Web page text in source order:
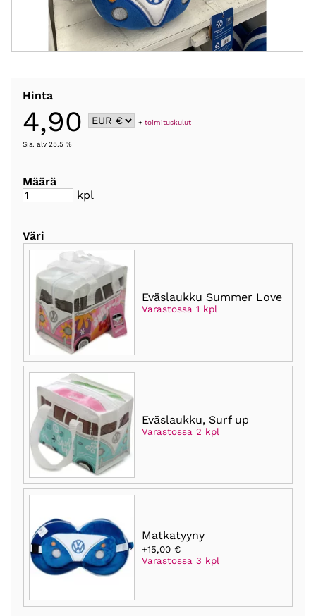
Hinta
4,90 +toimituskulut
Sis. alv 25.5 %
Määrä
kpl
Väri
Eväslaukku Summer Love
Varastossa 1 kpl
Eväslaukku, Surf up
Varastossa 2 kpl
Matkatyyny
+15,00 €
Varastossa 3 kpl